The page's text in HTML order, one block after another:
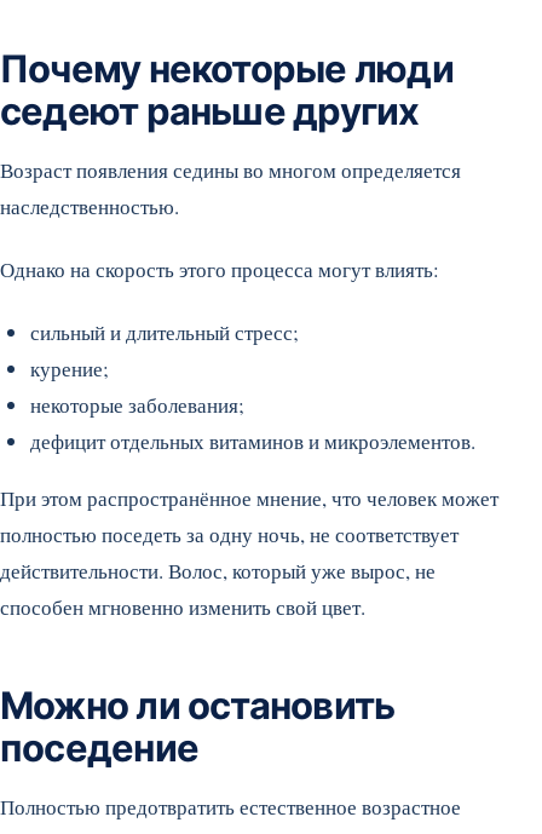
Почему некоторые люди
седеют раньше других
Возраст появления седины во многом определяется
наследственностью.
Однако на скорость этого процесса могут влиять:
сильный и длительный стресс;
курение;
некоторые заболевания;
дефицит отдельных витаминов и микроэлементов.
При этом распространённое мнение, что человек может
полностью поседеть за одну ночь, не соответствует
действительности. Волос, который уже вырос, не
способен мгновенно изменить свой цвет.
Можно ли остановить
поседение
Полностью предотвратить естественное возрастное